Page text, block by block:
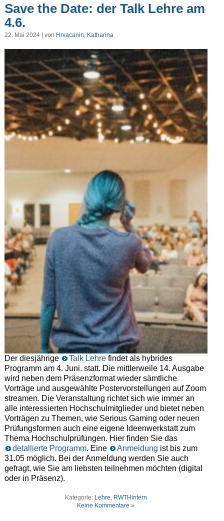
Save the Date: der Talk Lehre am
4.6.
22. Mai 2024 | von Hrvacanin, Katharina
Der diesjährige Talk Lehrefindet als hybrides
Programm am 4. Juni. statt. Die mittlerweile 14. Ausgabe
wird neben dem Präsenzformat wieder sämtliche
Vorträge und ausgewählte Postervorstellungen auf Zoom
streamen. Die Veranstaltung richtet sich wie immer an
alle interessierten Hochschulmitglieder und bietet neben
Vorträgen zu Themen, wie Serious Gaming oder neuen
Prüfungsformen auch eine eigene Ideenwerkstatt zum
Thema Hochschulprüfungen. Hier finden Sie das
detallierte Programm. Eine Anmeldung ist bis zum
31.05 möglich. Bei der Anmeldung werden Sie auch
gefragt, wie Sie am liebsten teilnehmen möchten (digital
oder in Präsenz).
Kategorie: Lehre RWTHintern
Keine Kommentare »